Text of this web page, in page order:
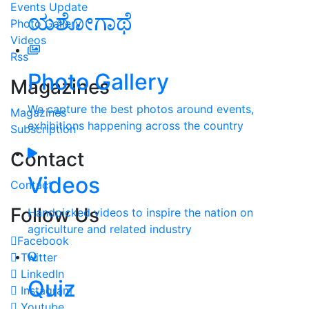
ಯಶೋಗಾಥೆ
Photo Gallery
We capture the best photos around events,
exhibitions happening across the country
Videos
Handpicked videos to inspire the nation on
agriculture and related industry
Quiz
Events Update
Photo Gallery
Videos
Rss
Magazines
Magazines
Subscription
Contact
Contact
Follow Us
Facebook
Twitter
LinkedIn
Instagram